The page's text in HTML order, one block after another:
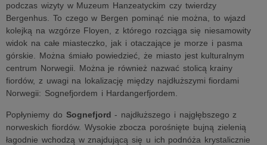
podczas wizyty w Muzeum Hanzeatyckim czy twierdzy
Bergenhus. To czego w Bergen pominąć nie można, to wjazd
kolejką na wzgórze Floyen, z którego rozciąga się niesamowity
widok na całe miasteczko, jak i otaczające je morze i pasma
górskie. Można śmiało powiedzieć, że miasto jest kulturalnym
centrum Norwegii. Można je również nazwać stolicą krainy
fiordów, z uwagi na lokalizację między najdłuższymi fiordami
Norwegii: Sognefjordem i Hardangerfjordem.
Popłyniemy do Sognefjord - najdłuższego i najgłębszego z
norweskich fiordów. Wysokie zbocza porośnięte bujną zielenią
łagodnie wchodzą w znajdującą się u ich podnóża krystalicznie